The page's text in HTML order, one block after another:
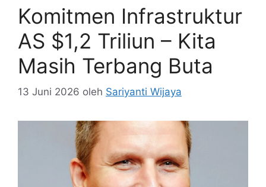
Komitmen Infrastruktur
AS $1,2 Triliun – Kita
Masih Terbang Buta
13 Juni 2026 oleh Sariyanti Wijaya